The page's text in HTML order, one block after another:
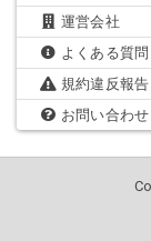
運営会社
よくある質問
規約違反報告
お問い合わせ